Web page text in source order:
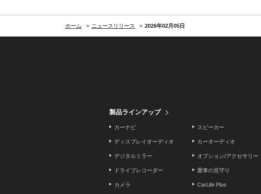
ホーム ニュースリリース 2026年02月05日
製品ラインアップ
カーナビ
ディスプレイオーディオ
デジタルミラー
ドライブレコーダー
カメラ
スピーカー
カーオーディオ
オプション/アクセサリー
愛車の見守り
CarLife Plus